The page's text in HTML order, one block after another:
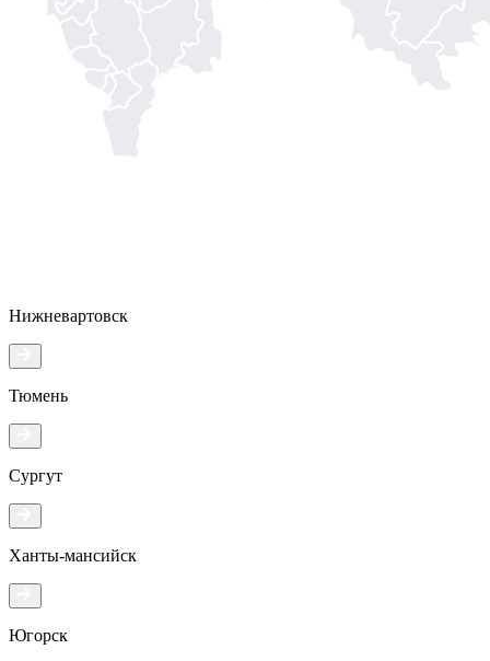
Нижневартовск
Тюмень
Сургут
Ханты-мансийск
Югорск